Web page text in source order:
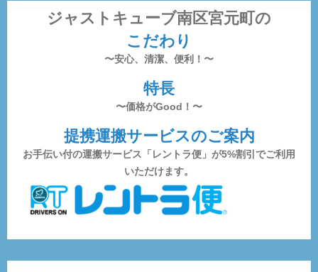
ジャストキューブ南区宮元町の
こだわり
〜安心、清潔、便利！〜
特長
〜価格がGood！〜
提携運搬サービスのご案内
お手伝い付の運搬サービス「レントラ便」が5%割引でご利用
いただけます。